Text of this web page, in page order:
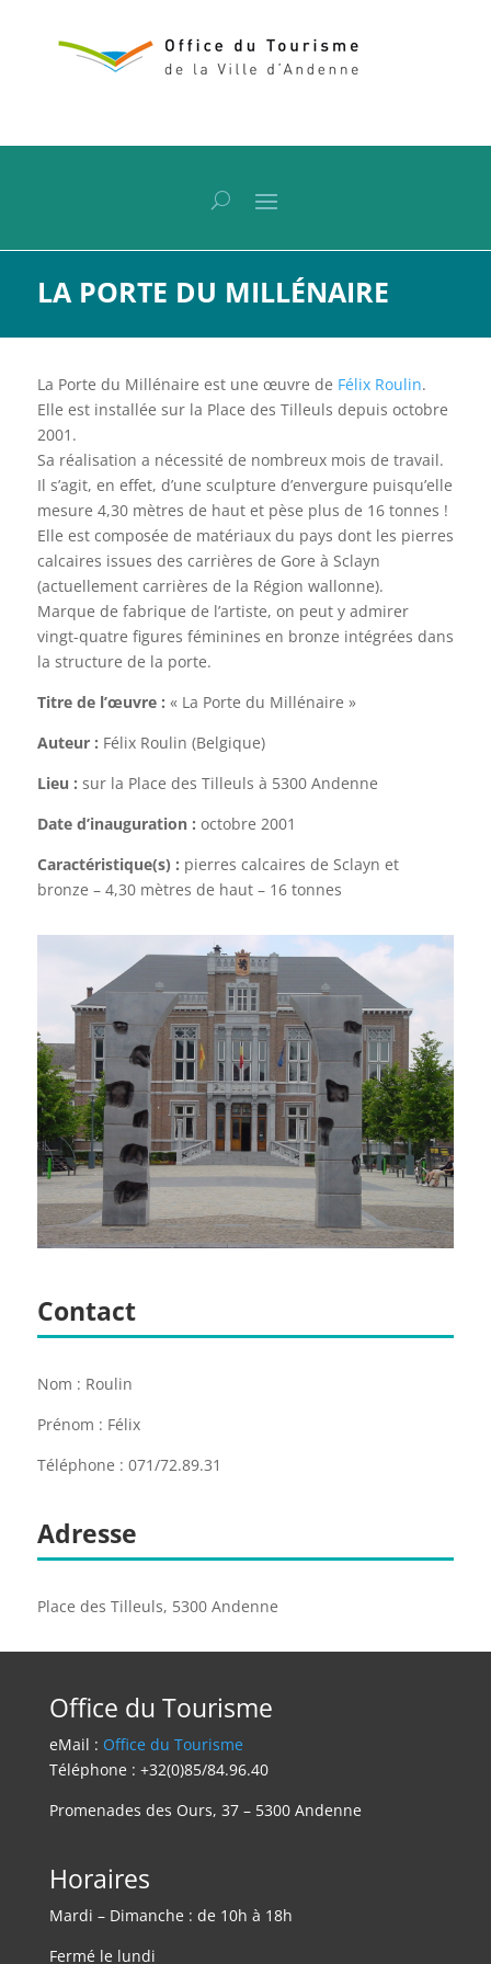
LA PORTE DU MILLÉNAIRE
La Porte du Millénaire est une œuvre de Félix Roulin.
Elle est installée sur la Place des Tilleuls depuis octobre
2001.
Sa réalisation a nécessité de nombreux mois de travail.
Il s’agit, en effet, d’une sculpture d’envergure puisqu’elle
mesure 4,30 mètres de haut et pèse plus de 16 tonnes !
Elle est composée de matériaux du pays dont les pierres
calcaires issues des carrières de Gore à Sclayn
(actuellement carrières de la Région wallonne).
Marque de fabrique de l’artiste, on peut y admirer
vingt-quatre figures féminines en bronze intégrées dans
la structure de la porte.
Titre de l’œuvre : « La Porte du Millénaire »
Auteur : Félix Roulin (Belgique)
Lieu : sur la Place des Tilleuls à 5300 Andenne
Date d’inauguration : octobre 2001
Caractéristique(s) : pierres calcaires de Sclayn et
bronze – 4,30 mètres de haut – 16 tonnes
Contact
Nom : Roulin
Prénom : Félix
Téléphone : 071/72.89.31
Adresse
Place des Tilleuls, 5300 Andenne
Office du Tourisme
eMail : Office du Tourisme
Téléphone : +32(0)85/84.96.40
Promenades des Ours, 37 – 5300 Andenne
Horaires
Mardi – Dimanche : de 10h à 18h
Fermé le lundi